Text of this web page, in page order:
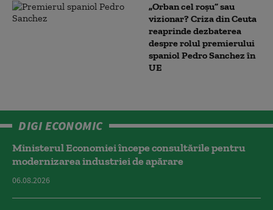
„Orban cel roșu” sau
vizionar? Criza din Ceuta
reaprinde dezbaterea
despre rolul premierului
spaniol Pedro Sanchez în
UE
DIGI ECONOMIC
Ministerul Economiei începe consultările pentru
modernizarea industriei de apărare
06.08.2026